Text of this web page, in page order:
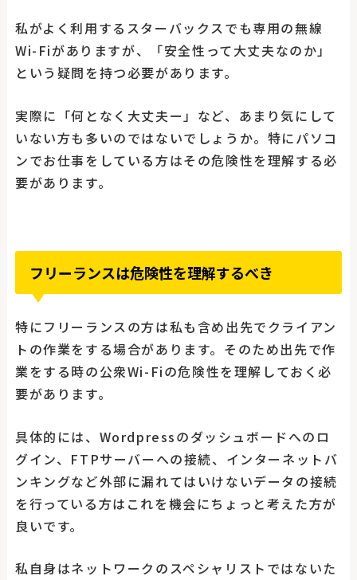
私がよく利用するスターバックスでも専用の無線
Wi-Fiがありますが、「安全性って大丈夫なのか」
という疑問を持つ必要があります。
実際に「何となく大丈夫ー」など、あまり気にして
いない方も多いのではないでしょうか。特にパソコ
ンでお仕事をしている方はその危険性を理解する必
要があります。
フリーランスは危険性を理解するべき
特にフリーランスの方は私も含め出先でクライアン
トの作業をする場合があります。そのため出先で作
業をする時の公衆Wi-Fiの危険性を理解しておく必
要があります。
具体的には、Wordpressのダッシュボードへのロ
グイン、FTPサーバーへの接続、インターネットバ
ンキングなど外部に漏れてはいけないデータの接続
を行っている方はこれを機会にちょっと考えた方が
良いです。
私自身はネットワークのスペシャリストではないた